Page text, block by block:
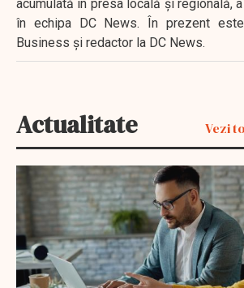
acumulată în presa locală şi regională,
în echipa DC News. În prezent
Business şi redactor la DC News.
Actualitate Vezi